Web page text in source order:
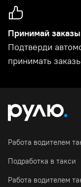
Принимай заказы
Подтверди
принимать
Работа водителем
Подработка в такси
Работа водителем